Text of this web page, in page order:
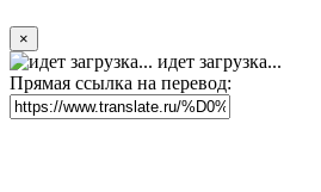
×
идет загрузка...
Прямая ссылка на перевод: